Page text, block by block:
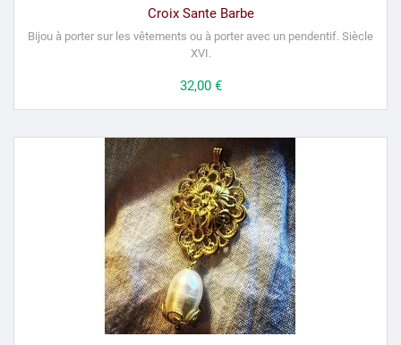
Croix Sante Barbe
Bijou à porter sur les vêtements ou à porter avec un pendentif. Siècle
XVI.
Prix
32,00 €